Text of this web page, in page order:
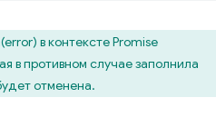
в контексте Promise
в противном случае заполнила
отменена.